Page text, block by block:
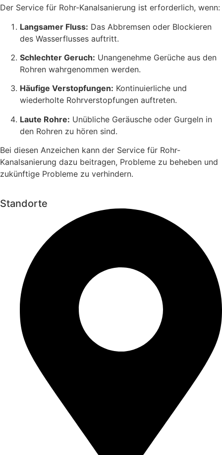
Der Service für Rohr-Kanalsanierung ist erforderlich, wenn:
Langsamer Fluss: Das Abbremsen oder Blockieren
des Wasserflusses auftritt.
Schlechter Geruch: Unangenehme Gerüche aus den
Rohren wahrgenommen werden.
Häufige Verstopfungen: Kontinuierliche und
wiederholte Rohrverstopfungen auftreten.
Laute Rohre: Unübliche Geräusche oder Gurgeln in
den Rohren zu hören sind.
Bei diesen Anzeichen kann der Service für Rohr-
Kanalsanierung dazu beitragen, Probleme zu beheben und
zukünftige Probleme zu verhindern.
Standorte